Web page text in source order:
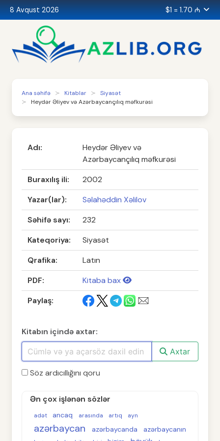
8 Avqust 2026 $1 = 1.70 ₼
Ana səhifə Kitablar
Siyasət
Heydər Əliyev və Azərbaycançılıq məfkurəsi
Adı:
Heydər Əliyev və
Azərbaycançılıq məfkurəsi
Buraxılış ili:
2002
Yazar(lar):
Səlahəddin Xəlilov
Səhifə sayı:
232
Kateqoriya:
Siyasət
Qrafika:
Latın
PDF:
Kitaba bax
Paylaş:
Kitabın içində axtar:
Axtar
Söz ardıcıllığını qoru
Ən çox işlənən sözlər
adət ancaq arasında artıq ayn
azərbaycan azərbaycanda azərbaycanın